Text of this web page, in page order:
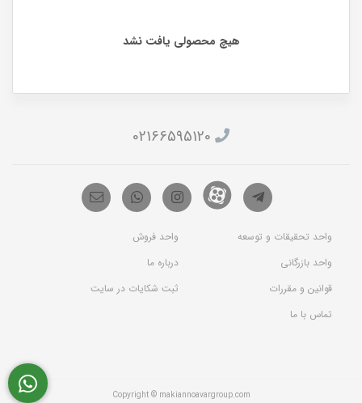
هیچ محصولی یافت نشد
02166595120
واحد تحقیقات و توسعه
واحد فروش
واحد بازرگانی
درباره ما
قوانین و مقررات
ثبت شکایات در سایت
تماس با ما
Copyright © makiannoavargroup.com